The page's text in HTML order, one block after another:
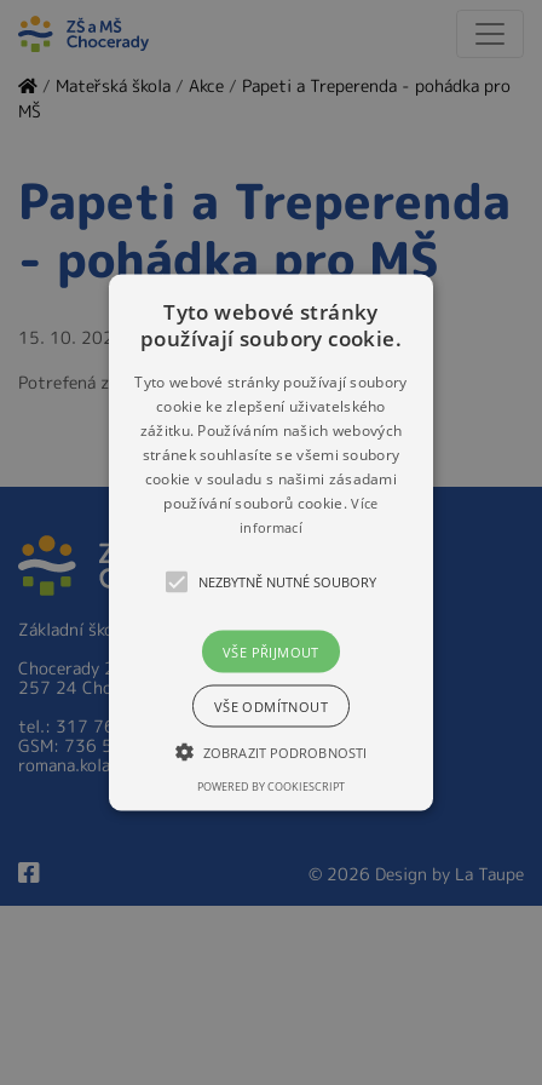
/ Mateřská škola / Akce / Papeti a Treperenda - pohádka pro
MŠ
Papeti a Treperenda
- pohádka pro MŠ
15. 10. 2024
Potrefená zvířátka
Základní škola a Mateřská škola Chocerady 267
Chocerady 267
257 24 Chocerady
tel.: 317 763 521
GSM: 736 535 973
romana.kolarova@zsmschocerady.cz
© 2026 Design by La Taupe
Tyto webové stránky
používají soubory cookie.
Tyto webové stránky používají soubory
cookie ke zlepšení uživatelského
zážitku. Používáním našich webových
stránek souhlasíte se všemi soubory
cookie v souladu s našimi zásadami
používání souborů cookie.Více
informací
NEZBYTNĚ NUTNÉ SOUBORY
VŠE PŘIJMOUT
VŠE ODMÍTNOUT
ZOBRAZIT PODROBNOSTI
POWERED BY COOKIESCRIPT